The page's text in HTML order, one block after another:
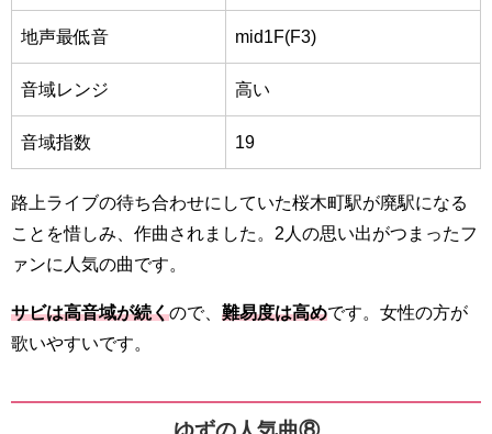
地声最低音 mid1F(F3)
音域レンジ 高い
音域指数 19
路上ライブの待ち合わせにしていた桜木町駅が廃駅になる
ことを惜しみ、作曲されました。2人の思い出がつまったフ
ァンに人気の曲です。
サビは高音域が続くので、 難易度は高めです。女性の方が
歌いやすいです。
ゆずの人気曲⑧